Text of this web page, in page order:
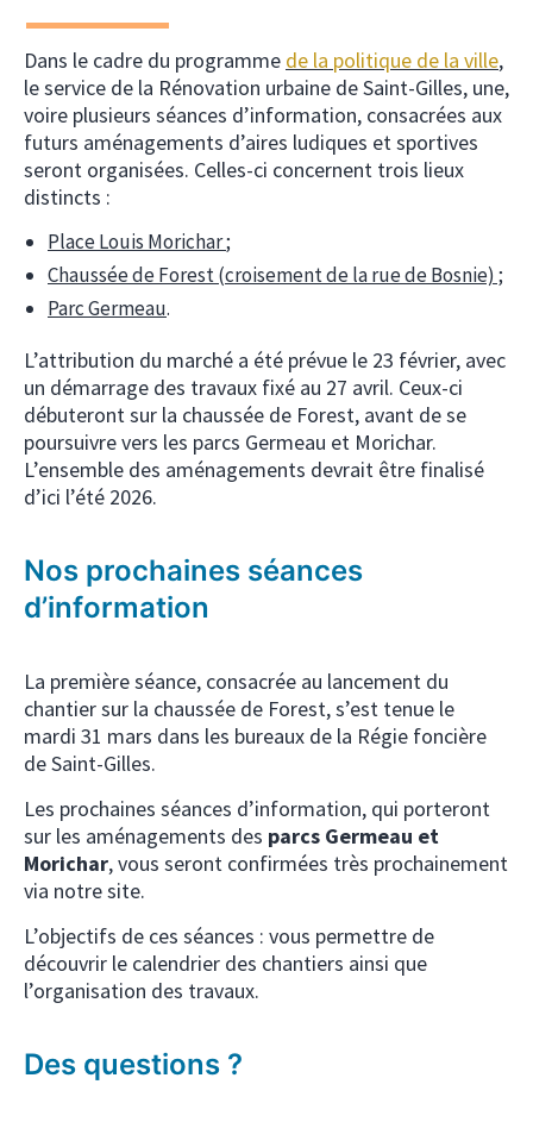
Dans le cadre du programme de la politique de la ville,
le service de la Rénovation urbaine de Saint-Gilles, une,
voire plusieurs séances d’information, consacrées aux
futurs aménagements d’aires ludiques et sportives
seront organisées. Celles-ci concernent trois lieux
distincts :
Place Louis Morichar;
Chaussée de Forest (croisement de la rue de Bosnie) ;
Parc Germeau.
L’attribution du marché a été prévue le 23 février, avec
un démarrage des travaux fixé au 27 avril. Ceux-ci
débuteront sur la chaussée de Forest, avant de se
poursuivre vers les parcs Germeau et Morichar.
L’ensemble des aménagements devrait être finalisé
d’ici l’été 2026.
Nos prochaines séances
d’information
La première séance, consacrée au lancement du
chantier sur la chaussée de Forest, s’est tenue le
mardi 31 mars dans les bureaux de la Régie foncière
de Saint-Gilles.
Les prochaines séances d’information, qui porteront
sur les aménagements des parcs Germeau et
Morichar, vous seront confirmées très prochainement
via notre site.
L’objectifs de ces séances : vous permettre de
découvrir le calendrier des chantiers ainsi que
l’organisation des travaux.
Des questions ?